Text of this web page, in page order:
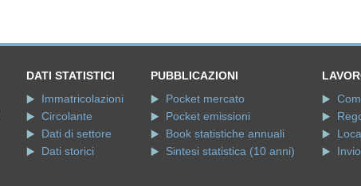
DATI STATISTICI
Immatricolazioni
Circolante
Dati di settore
Dati storici
PUBBLICAZIONI
Pocket mercato
Pocket emissioni
Book statistiche annuali
Sintesi statistica (10 anni)